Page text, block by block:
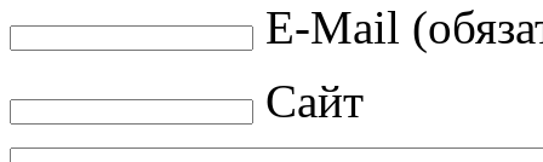
E-Mail
Сайт